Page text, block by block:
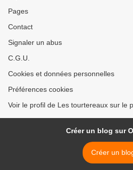
Pages
Contact
Signaler un abus
C.G.U.
Cookies et données personnelles
Préférences cookies
Voir le profil de Les tourtereaux sur le
Créer un blog sur
Créer un